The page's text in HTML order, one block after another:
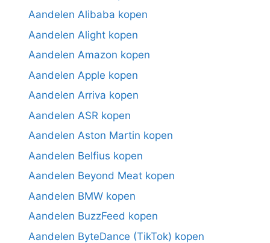
Aandelen Alibaba kopen
Aandelen Alight kopen
Aandelen Amazon kopen
Aandelen Apple kopen
Aandelen Arriva kopen
Aandelen ASR kopen
Aandelen Aston Martin kopen
Aandelen Belfius kopen
Aandelen Beyond Meat kopen
Aandelen BMW kopen
Aandelen BuzzFeed kopen
Aandelen ByteDance (TikTok) kopen